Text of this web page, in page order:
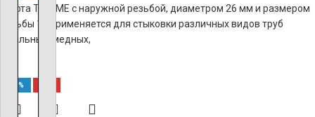
Муфта TIEMME с наружной резьбой, диаметром 26 мм и размером
резьбы 1″, применяется для стыковки различных видов труб
(стальных, медных,
-60%